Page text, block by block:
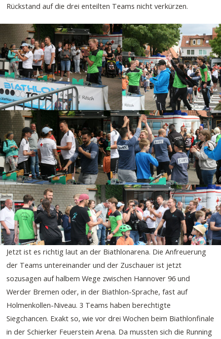
Rückstand auf die drei enteilten Teams nicht verkürzen.
Jetzt ist es richtig laut an der Biathlonarena. Die Anfreuerung
der Teams untereinander und der Zuschauer ist jetzt
sozusagen auf halbem Wege zwischen Hannover 96 und
Werder Bremen oder, in der Biathlon-Sprache, fast auf
Holmenkollen-Niveau. 3 Teams haben berechtigte
Siegchancen. Exakt so, wie vor drei Wochen beim Biathlonfinale
in der Schierker Feuerstein Arena. Da mussten sich die Running